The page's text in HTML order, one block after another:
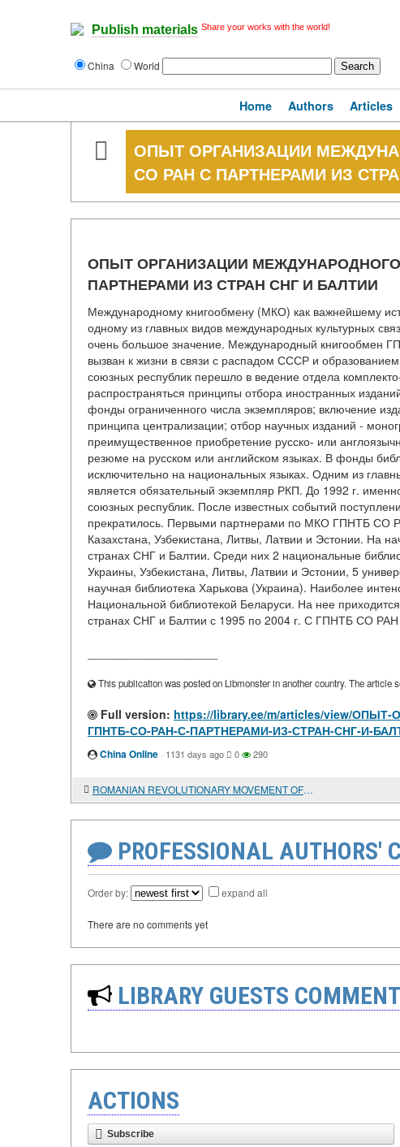
Publish materials Share your works with the world!
China World
Home Authors Articles
ОПЫТ ОРГАНИЗАЦИИ
СО РАН С ПАРТНЕРАМИ ИЗ
ОПЫТ ОРГАНИЗАЦИИ
ПАРТНЕРАМИ ИЗ СТРАН СНГ И БАЛТИИ
Международному книгообмену (МКО) как важнейшему
одному из главных видов международных культурных
очень большое значение. Международный книгообмен
вызван к жизни в связи с распадом СССР и
союзных республик перешло в ведение отдела
распространяться принципы отбора иностранных
фонды ограниченного числа экземпляров; включение
принципа централизации; отбор научных изданий -
преимущественное приобретение русско- или
резюме на русском или английском языках. В фонды
исключительно на национальных языках. Одним из
является обязательный экземпляр РКП. До 1992 г.
союзных республик. После известных событий
прекратилось. Первыми партнерами по МКО ГПНТБ СО
Казахстана, Узбекистана, Литвы, Латвии и Эстонии. На
странах СНГ и Балтии. Среди них 2 национальные
Украины, Узбекистана, Литвы, Латвии и Эстонии, 5
научная библиотека Харькова (Украина). Наиболее
Национальной библиотекой Беларуси. На нее
странах СНГ и Балтии с 1995 по 2004 г. С ГПНТБ СО РАН
This publication was posted on Libmonster in another country. The article
Full version: https://library.ee/m/articles/view/
ГПНТБ-СО-РАН-С-ПАРТНЕРАМИ-ИЗ-СТРАН-СНГ-И-
China Online · 1131 days ago 0 290
ROMANIAN REVOLUTIONARY MOVEMENT OF THE POST-OCTOBER PERIOD
PROFESSIONAL AUTHORS'
Order by: expand all
There are no comments yet
LIBRARY GUESTS
ACTIONS
Subscribe